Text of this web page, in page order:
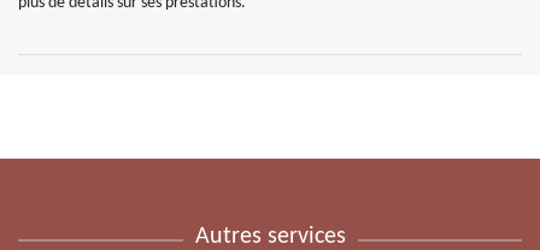
Autres services